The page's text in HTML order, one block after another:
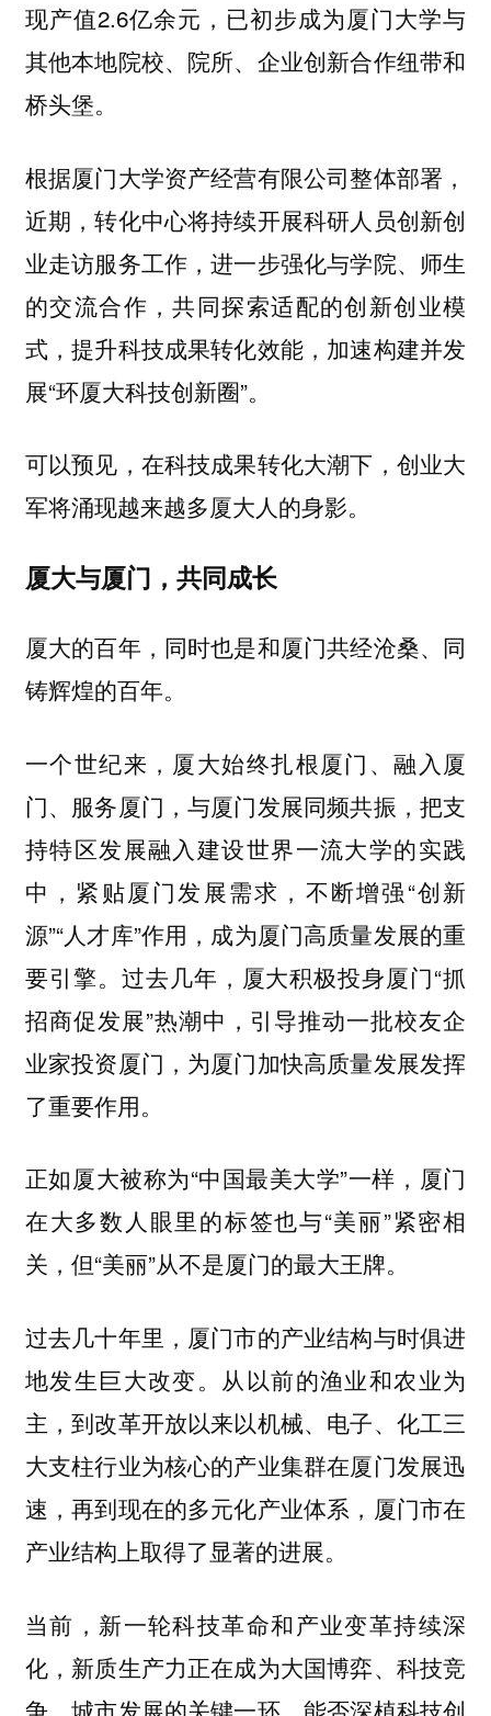
现产值2.6亿余元，已初步成为厦门大学与
其他本地院校、院所、企业创新合作纽带和
桥头堡。
根据厦门大学资产经营有限公司整体部署，
近期，转化中心将持续开展科研人员创新创
业走访服务工作，进一步强化与学院、师生
的交流合作，共同探索适配的创新创业模
式，提升科技成果转化效能，加速构建并发
展“环厦大科技创新圈”。
可以预见，在科技成果转化大潮下，创业大
军将涌现越来越多厦大人的身影。
厦大与厦门，共同成长
厦大的百年，同时也是和厦门共经沧桑、同
铸辉煌的百年。
一个世纪来，厦大始终扎根厦门、融入厦
门、服务厦门，与厦门发展同频共振，把支
持特区发展融入建设世界一流大学的实践
中，紧贴厦门发展需求，不断增强“创新
源”“人才库”作用，成为厦门高质量发展的重
要引擎。过去几年，厦大积极投身厦门“抓
招商促发展”热潮中，引导推动一批校友企
业家投资厦门，为厦门加快高质量发展发挥
了重要作用。
正如厦大被称为“中国最美大学”一样，厦门
在大多数人眼里的标签也与“美丽”紧密相
关，但“美丽”从不是厦门的最大王牌。
过去几十年里，厦门市的产业结构与时俱进
地发生巨大改变。从以前的渔业和农业为
主，到改革开放以来以机械、电子、化工三
大支柱行业为核心的产业集群在厦门发展迅
速，再到现在的多元化产业体系，厦门市在
产业结构上取得了显著的进展。
当前，新一轮科技革命和产业变革持续深
化，新质生产力正在成为大国博弈、科技竞
争、城市发展的关键一环。能否深植科技创